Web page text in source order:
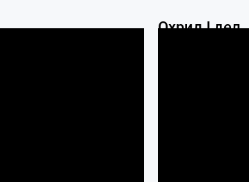
Охрид I дел